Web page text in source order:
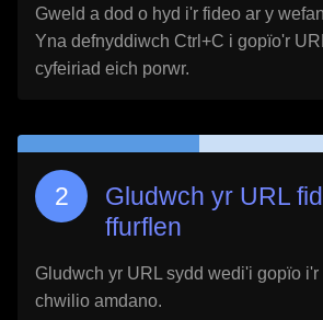
Gweld a dod o hyd i'r fideo ar y
Yna defnyddiwch Ctrl+C i gopïo'r
cyfeiriad eich porwr.
Gludwch yr URL
ffurflen
Gludwch yr URL sydd wedi'i gopïo
chwilio amdano.